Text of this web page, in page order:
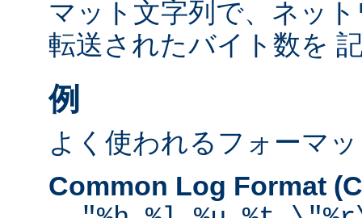
マット文字列で、ネッ
転送されたバイト数を
例
よく使われるフォーマ
Common Log Format